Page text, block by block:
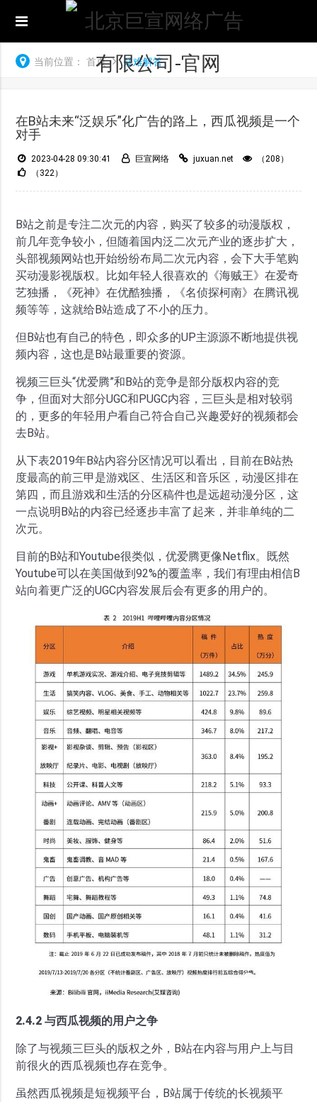
当前位置： 首页 疑难解答
在B站未来“泛娱乐”化广告的路上，西瓜视频是一个
对手
2023-04-28 09:30:41 巨宣网络 juxuan.net
（208）
（322）
B站之前是专注二次元的内容，购买了较多的动漫版权，
前几年竞争较小，但随着国内泛二次元产业的逐步扩大，
头部视频网站也开始纷纷布局二次元内容，会下大手笔购
买动漫影视版权。比如年轻人很喜欢的《海贼王》在爱奇
艺独播，《死神》在优酷独播，《名侦探柯南》在腾讯视
频等等，这就给B站造成了不小的压力。
但B站也有自己的特色，即众多的UP主源源不断地提供视
频内容，这也是B站最重要的资源。
视频三巨头“优爱腾”和B站的竞争是部分版权内容的竞
争，但面对大部分UGC和PUGC内容，三巨头是相对较弱
的，更多的年轻用户看自己符合自己兴趣爱好的视频都会
去B站。
从下表2019年B站内容分区情况可以看出，目前在B站热
度最高的前三甲是游戏区、生活区和音乐区，动漫区排在
第四，而且游戏和生活的分区稿件也是远超动漫分区，这
一点说明B站的内容已经逐步丰富了起来，并非单纯的二
次元。
目前的B站和Youtube很类似，优爱腾更像Netflix。既然
Youtube可以在美国做到92%的覆盖率，我们有理由相信B
站向着更广泛的UGC内容发展后会有更多的用户的。
2.4.2 与西瓜视频的用户之争
除了与视频三巨头的版权之外，B站在内容与用户上与目
前很火的西瓜视频也存在竞争。
虽然西瓜视频是短视频平台，B站属于传统的长视频平